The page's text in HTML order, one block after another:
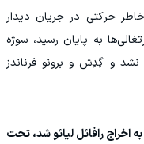
رونالدو 41 ساله به خاطر حرکتی در جریان دیدار
پرتغال و شیلی که با پیروزی ۲-۱ پرتغالی‌ها به پایان رسید، سوژه
و گِدِش و برونو فرناندز
اخراج رافائل لیائو شد، تحت